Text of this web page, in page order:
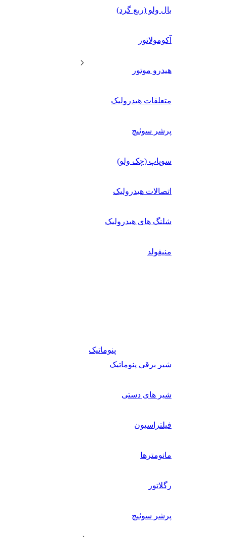
بال ولو (ربع گرد)
آکومولاتور
هیدرو موتور
متعلقات هیدرولیک
پرشر سوئیچ
سوپاپ (چک ولو)
اتصالات هیدرولیک
شلنگ های هیدرولیک
منیفولد
پنوماتیک
شیر برقی پنوماتیک
شیر های دستی
فیلتراسیون
مانومترها
رگلاتور
پرشر سوئیچ